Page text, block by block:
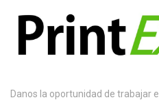
Danos la oportunidad de trabajar